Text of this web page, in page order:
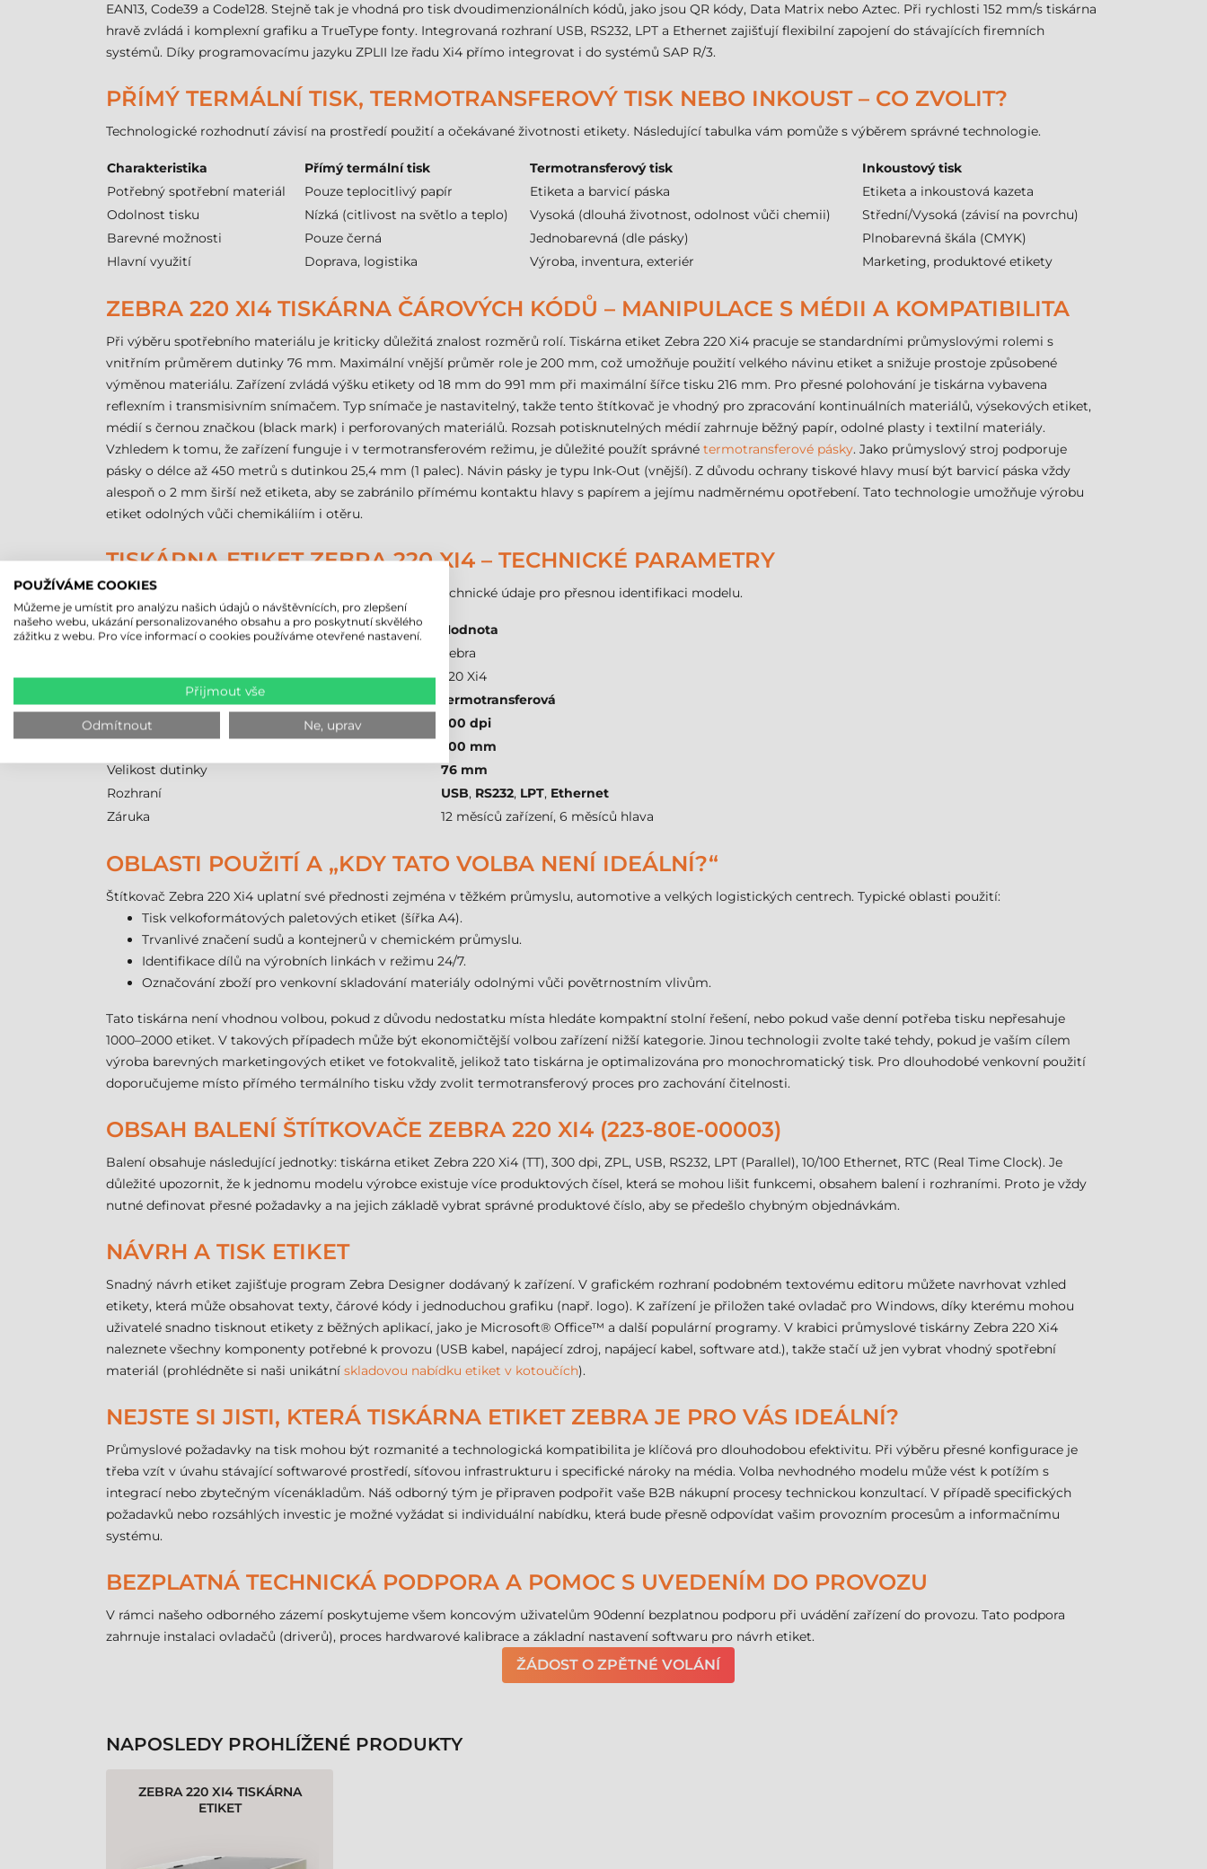
EAN13, Code39 a Code128. Stejně tak je vhodná pro tisk dvoudimenzionálních kódů, jako jsou QR kódy, Data Matrix nebo Aztec. Při rychlosti 152 mm/s tiskárna
hravě zvládá i komplexní grafiku a TrueType fonty. Integrovaná rozhraní USB, RS232, LPT a Ethernet zajišťují flexibilní zapojení do stávajících firemních
systémů. Díky programovacímu jazyku ZPLII lze řadu Xi4 přímo integrovat i do systémů SAP R/3.
PŘÍMÝ TERMÁLNÍ TISK, TERMOTRANSFEROVÝ TISK NEBO INKOUST – CO ZVOLIT?
Technologické rozhodnutí závisí na prostředí použití a očekávané životnosti etikety. Následující tabulka vám pomůže s výběrem správné technologie.
Charakteristika Přímý termální tisk Termotransferový tisk
Inkoustový tisk
Potřebný spotřební materiál
Pouze teplocitlivý papír Etiketa a barvicí páska
Etiketa a inkoustová kazeta
Odolnost tisku
Nízká (citlivost na světlo a teplo) Vysoká (dlouhá životnost, odolnost vůči chemii)
Střední/Vysoká (závisí na povrchu)
Barevné možnosti
Pouze černá Jednobarevná (dle pásky)
Plnobarevná škála (CMYK)
Hlavní využití
Doprava, logistika Výroba, inventura, exteriér Marketing, produktové etikety
ZEBRA 220 XI4 TISKÁRNA ČÁROVÝCH KÓDŮ – MANIPULACE S MÉDII A KOMPATIBILITA
Při výběru spotřebního materiálu je kriticky důležitá znalost rozměrů rolí. Tiskárna etiket Zebra 220 Xi4 pracuje se standardními průmyslovými rolemi s
vnitřním průměrem dutinky 76 mm. Maximální vnější průměr role je 200 mm, což umožňuje použití velkého návinu etiket a snižuje prostoje způsobené
výměnou materiálu. Zařízení zvládá výšku etikety od 18 mm do 991 mm při maximální šířce tisku 216 mm. Pro přesné polohování je tiskárna vybavena
reflexním i transmisivním snímačem. Typ snímače je nastavitelný, takže tento štítkovač je vhodný pro zpracování kontinuálních materiálů, výsekových etiket,
médií s černou značkou (black mark) i perforovaných materiálů. Rozsah potisknutelných médií zahrnuje běžný papír, odolné plasty i textilní materiály.
Vzhledem k tomu, že zařízení funguje i v termotransferovém režimu, je důležité použít správné termotransferové pásky. Jako průmyslový stroj podporuje
pásky o délce až 450 metrů s dutinkou 25,4 mm (1 palec). Návin pásky je typu Ink-Out (vnější). Z důvodu ochrany tiskové hlavy musí být barvicí páska vždy
alespoň o 2 mm širší než etiketa, aby se zabránilo přímému kontaktu hlavy s papírem a jejímu nadměrnému opotřebení. Tato technologie umožňuje výrobu
etiket odolných vůči chemikáliím i otěru.
TISKÁRNA ETIKET ZEBRA 220 XI4 – TECHNICKÉ PARAMETRY
Následující souhrnná tabulka obsahuje nejdůležitější technické údaje pro přesnou identifikaci modelu.
Parametr
Hodnota
Zebra
Model
220 Xi4
termotransferová
Rozlišení
300 dpi
200 mm
Velikost dutinky
76 mm
Rozhraní
USB, RS232, LPT, Ethernet
Záruka
12 měsíců zařízení, 6 měsíců hlava
OBLASTI POUŽITÍ A „KDY TATO VOLBA NENÍ IDEÁLNÍ?“
Štítkovač Zebra 220 Xi4 uplatní své přednosti zejména v těžkém průmyslu, automotive a velkých logistických centrech. Typické oblasti použití:
Tisk velkoformátových paletových etiket (šířka A4).
Trvanlivé značení sudů a kontejnerů v chemickém průmyslu.
Identifikace dílů na výrobních linkách v režimu 24/7.
Označování zboží pro venkovní skladování materiály odolnými vůči povětrnostním vlivům.
Tato tiskárna není vhodnou volbou, pokud z důvodu nedostatku místa hledáte kompaktní stolní řešení, nebo pokud vaše denní potřeba tisku nepřesahuje
1000–2000 etiket. V takových případech může být ekonomičtější volbou zařízení nižší kategorie. Jinou technologii zvolte také tehdy, pokud je vaším cílem
výroba barevných marketingových etiket ve fotokvalitě, jelikož tato tiskárna je optimalizována pro monochromatický tisk. Pro dlouhodobé venkovní použití
doporučujeme místo přímého termálního tisku vždy zvolit termotransferový proces pro zachování čitelnosti.
OBSAH BALENÍ ŠTÍTKOVAČE ZEBRA 220 XI4 (223-80E-00003)
Balení obsahuje následující jednotky: tiskárna etiket Zebra 220 Xi4 (TT), 300 dpi, ZPL, USB, RS232, LPT (Parallel), 10/100 Ethernet, RTC (Real Time Clock). Je
důležité upozornit, že k jednomu modelu výrobce existuje více produktových čísel, která se mohou lišit funkcemi, obsahem balení i rozhraními. Proto je vždy
nutné definovat přesné požadavky a na jejich základě vybrat správné produktové číslo, aby se předešlo chybným objednávkám.
NÁVRH A TISK ETIKET
Snadný návrh etiket zajišťuje program Zebra Designer dodávaný k zařízení. V grafickém rozhraní podobném textovému editoru můžete navrhovat vzhled
etikety, která může obsahovat texty, čárové kódy i jednoduchou grafiku (např. logo). K zařízení je přiložen také ovladač pro Windows, díky kterému mohou
uživatelé snadno tisknout etikety z běžných aplikací, jako je Microsoft® Office™ a další populární programy. V krabici průmyslové tiskárny Zebra 220 Xi4
naleznete všechny komponenty potřebné k provozu (USB kabel, napájecí zdroj, napájecí kabel, software atd.), takže stačí už jen vybrat vhodný spotřební
materiál (prohlédněte si naši unikátní skladovou nabídku etiket v kotoučích).
NEJSTE SI JISTI, KTERÁ TISKÁRNA ETIKET ZEBRA JE PRO VÁS IDEÁLNÍ?
Průmyslové požadavky na tisk mohou být rozmanité a technologická kompatibilita je klíčová pro dlouhodobou efektivitu. Při výběru přesné konfigurace je
třeba vzít v úvahu stávající softwarové prostředí, síťovou infrastrukturu i specifické nároky na média. Volba nevhodného modelu může vést k potížím s
integrací nebo zbytečným vícenákladům. Náš odborný tým je připraven podpořit vaše B2B nákupní procesy technickou konzultací. V případě specifických
požadavků nebo rozsáhlých investic je možné vyžádat si individuální nabídku, která bude přesně odpovídat vašim provozním procesům a informačnímu
systému.
BEZPLATNÁ TECHNICKÁ PODPORA A POMOC S UVEDENÍM DO PROVOZU
V rámci našeho odborného zázemí poskytujeme všem koncovým uživatelům 90denní bezplatnou podporu při uvádění zařízení do provozu. Tato podpora
zahrnuje instalaci ovladačů (driverů), proces hardwarové kalibrace a základní nastavení softwaru pro návrh etiket.
ŽÁDOST O ZPĚTNÉ VOLÁNÍ
NAPOSLEDY PROHLÍŽENÉ PRODUKTY
ZEBRA 220 XI4 TISKÁRNA
ETIKET
POUŽÍVÁME COOKIES
Můžeme je umístit pro analýzu našich údajů o návštěvnících, pro zlepšení
našeho webu, ukázání personalizovaného obsahu a pro poskytnutí skvělého
zážitku z webu. Pro více informací o cookies používáme otevřené nastavení.
Přijmout vše
Odmítnout Ne, uprav